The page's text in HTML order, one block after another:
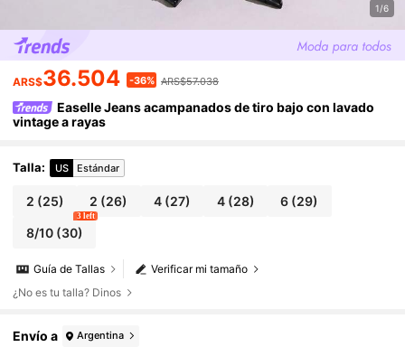
1/6
ARS$36.504 -36% ARS$57.038
Easelle Jeans acampanados de tiro bajo con lavado
vintage a rayas
Talla: US Estándar
2 (25) 2 (26) 4(27) 4(28) 6 (29)
8/10(30)
3 left
Verificar mi tamaño
Guía de Tallas
¿No es tu talla? Dinos
Envío a Argentina